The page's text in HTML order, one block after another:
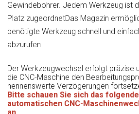
Gewindebohrer. Jedem Werkzeug ist
Platz zugeordnetDas Magazin
benötigte Werkzeug schnell und
abzurufen.
Der Werkzeugwechsel erfolgt präzise
die CNC-Maschine den
nennenswerte Verzögerungen
Bitte schauen Sie sich das
automatischen CNC-